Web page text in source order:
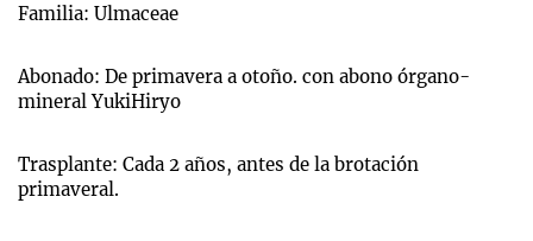
Familia: Ulmaceae
Abonado: De primavera a otoño. con abono órgano-
mineral YukiHiryo
Trasplante: Cada 2 años, antes de la brotación
primaveral.